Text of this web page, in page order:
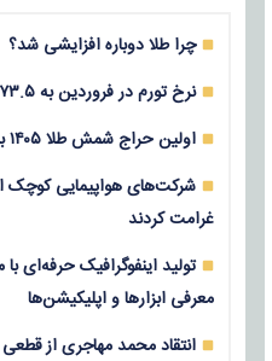
چرا طلا دوباره افزایشی شد؟
نرخ تورم در فروردین به ۷۳.۵ درصد رسید
اولین حراج شمش طلا ۱۴۰۵ برگزار می‌شود
شرکت‌های هواپیمایی کوچک
غرامت کردند
تولید اینفوگرافیک حرفه‌ای
معرفی ابزارها و اپلیکیشن‌ها
انتقاد محمد مهاجری از